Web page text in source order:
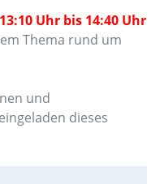
Uhr bis 14:40 Uhr
Thema rund um
und
dieses